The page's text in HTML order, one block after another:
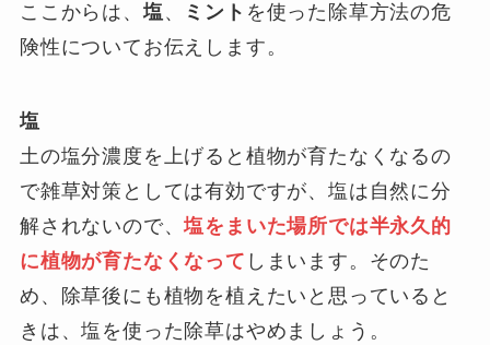
ここからは、 塩 、 ミント を使った除草方法の危
険性についてお伝えします。
塩
土の塩分濃度を上げると植物が育たなくなるの
で雑草対策としては有効ですが、塩は自然に分
解されないので、塩をまいた場所では半永久的
に植物が育たなくなって しまいます。そのた
め、除草後にも植物を植えたいと思っていると
きは、塩を使った除草はやめましょう。